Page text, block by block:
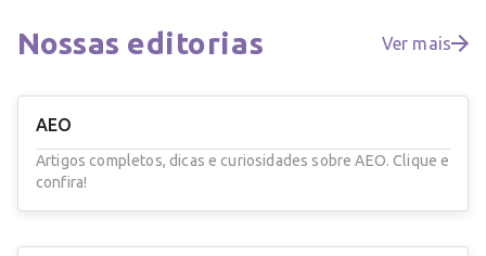
Nossas editorias Ver mais
AEO
Artigos completos, dicas e curiosidades sobre AEO. Clique e
confira!